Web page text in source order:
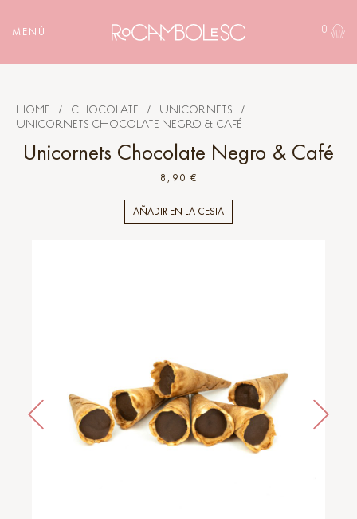
MENÚ 0
HOME / CHOCOLATE / UNICORNETS
/
UNICORNETS CHOCOLATE NEGRO & CAFÉ
Unicornets Chocolate Negro & Café
8,90 €
AÑADIR EN LA CESTA